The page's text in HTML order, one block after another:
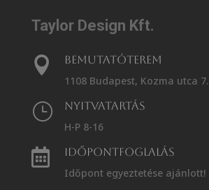
Taylor Design Kft.

Bemutatóterem
1108 Budapest, Kozma utca 7.
}
Nyitvatartás
H-P 8-16

Időpontfoglalás
Időpont egyeztetése ajánlott!